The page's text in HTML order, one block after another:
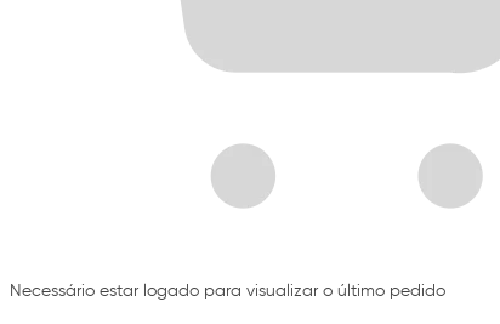
Necessário estar logado para visualizar o último pedido